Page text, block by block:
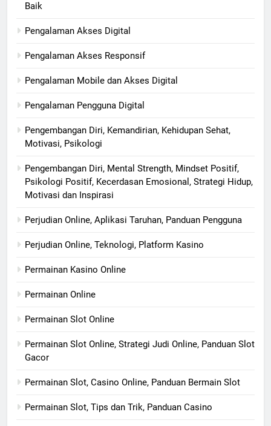
Baik
Pengalaman Akses Digital
Pengalaman Akses Responsif
Pengalaman Mobile dan Akses Digital
Pengalaman Pengguna Digital
Pengembangan Diri, Kemandirian, Kehidupan Sehat,
Motivasi, Psikologi
Pengembangan Diri, Mental Strength, Mindset Positif,
Psikologi Positif, Kecerdasan Emosional, Strategi Hidup,
Motivasi dan Inspirasi
Perjudian Online, Aplikasi Taruhan, Panduan Pengguna
Perjudian Online, Teknologi, Platform Kasino
Permainan Kasino Online
Permainan Online
Permainan Slot Online
Permainan Slot Online, Strategi Judi Online, Panduan Slot
Gacor
Permainan Slot, Casino Online, Panduan Bermain Slot
Permainan Slot, Tips dan Trik, Panduan Casino